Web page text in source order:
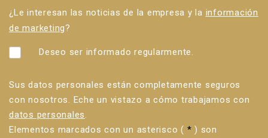
¿Le interesan las noticias de la empresa y la información
de marketing?
Deseo ser informado regularmente.
Sus datos personales están completamente seguros
con nosotros. Eche un vistazo a cómo trabajamos con
datos personales.
Elementos marcados con un asterisco ( * ) son